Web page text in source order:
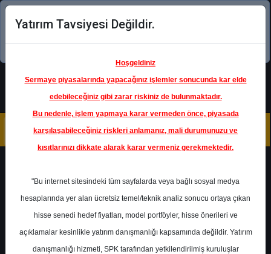
Şimdi uygulamayı indirin!
ISCTR- TÜRKİYE İŞ BANKASI
A.Ş.
Yatırım Tavsiyesi Değildir.
Hoşgeldiniz
Sermaye piyasalarında yapacağınız işlemler sonucunda kar elde
edebileceğiniz gibi zarar riskiniz de bulunmaktadır.
Bu nedenle, işlem yapmaya karar vermeden önce, piyasada
karşılaşabileceğiniz riskleri anlamanız, mali durumunuzu ve
kısıtlarınızı dikkate alarak karar vermeniz gerekmektedir.
"Bu internet sitesindeki tüm sayfalarda veya bağlı sosyal medya
hesaplarında yer alan ücretsiz temel/teknik analiz sonucu ortaya çıkan
hisse senedi hedef fiyatları, model portföyler, hisse önerileri ve
açıklamalar kesinlikle yatırım danışmanlığı kapsamında değildir. Yatırım
danışmanlığı hizmeti, SPK tarafından yetkilendirilmiş kuruluşlar